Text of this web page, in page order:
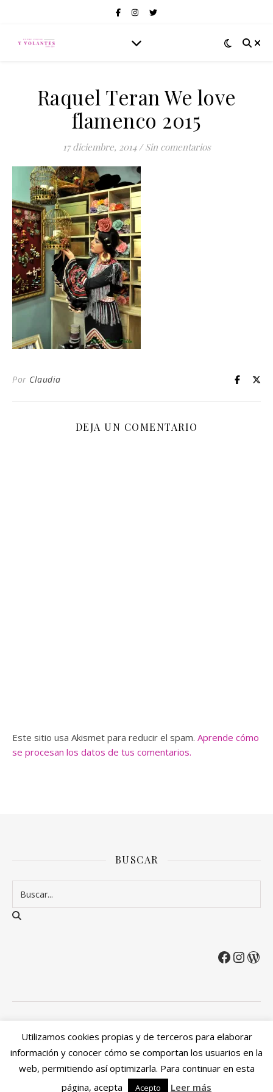
Raquel Teran We love
flamenco 2015
17 diciembre, 2014 / Sin comentarios
Por Claudia
DEJA UN COMENTARIO
Este sitio usa Akismet para reducir el spam. Aprende cómo
se procesan los datos de tus comentarios.
BUSCAR
Política de privacidad Política de devoluciones y reembolsos
Mi cuenta
Ashe Tema deWP Royal
Utilizamos cookies propias y de terceros para elaborar
información y conocer cómo se comportan los usuarios en la
web, permitiendo así optimizarla. Para continuar en esta
página, acepta
Acepto Leer más